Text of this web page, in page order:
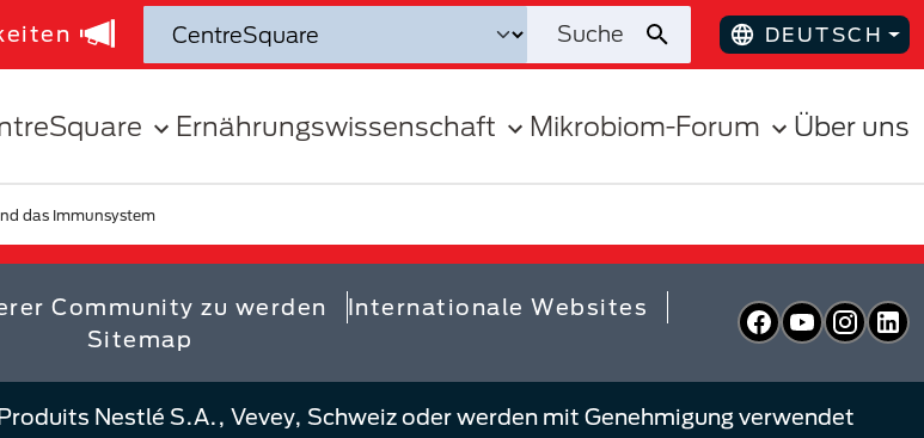
DEUTSCH
Ernährungswissenschaft Mikrobiom-Forum Über uns
das Immunsystem
Community zu werden
Internationale Websites
Sitemap
Facebook
YouTube
Nestlé S.A., Vevey, Schweiz oder werden mit Genehmigung verwendet